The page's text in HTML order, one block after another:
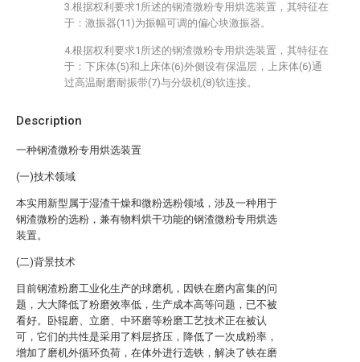
Description
一种钢渣微粉专用烘选装置
(一)技术领域
本实用新型属于湿渣干燥和微粉选粉领域，涉及一种用于
钢渣微粉的选粉，兼有物料烘干功能的钢渣微粉专用烘选
装置。
(二)背景技术
目前钢渣粉磨工业化生产的球磨机，因铁在磨内富集的问
题，大大降低了粉磨效率低，生产成本高等问题，已不被
看好。卧辊磨、立磨、中环磨等粉磨工艺技术正在被认
可，它们的共性是采用了料层挤压，降低了一次成粉率，
增加了磨机外循环负荷，在体外进行选铁，解决了铁在磨
3.根据权利要求1所述的钢渣微粉专用烘选装置，其特征在
于：激振器(11)为振幅可调的偏心块激振器。
4.根据权利要求1所述的钢渣微粉专用烘选装置，其特征在
于：下床体(5)和上床体(6)外侧设有保温层，上床体(6)通
过高温耐磨耐振带(7)与分级机(8)软连接。